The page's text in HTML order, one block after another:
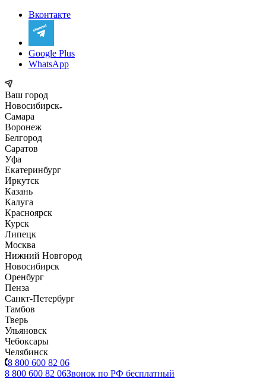
Вконтакте
Google Plus
WhatsApp
Ваш город
Новосибирск
Самара
Воронеж
Белгород
Саратов
Уфа
Екатеринбург
Иркутск
Казань
Калуга
Красноярск
Курск
Липецк
Москва
Нижний Новгород
Новосибирск
Оренбург
Пенза
Санкт-Петербург
Тамбов
Тверь
Ульяновск
Чебоксары
Челябинск
8 800 600 82 06
8 800 600 82 06Звонок по РФ бесплатный